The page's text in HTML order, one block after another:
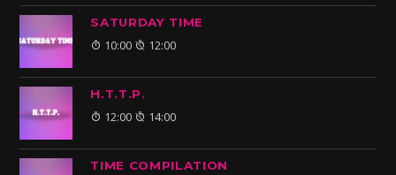
SATURDAY TIME
10:00 12:00
H.T.T.P.
12:00 14:00
TIME COMPILATION